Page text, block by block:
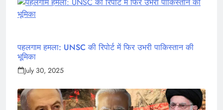
पहलगाम हमला: UNSC की रिपोर्ट में फिर उभरी पाकिस्तान की
भूमिका
July 30, 2025